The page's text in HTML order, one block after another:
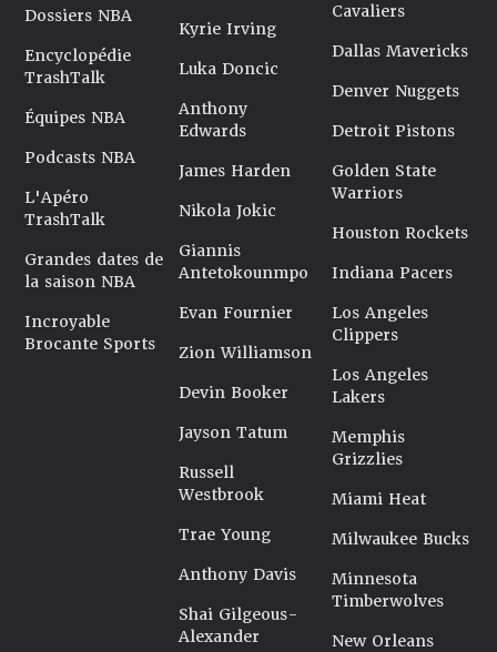
Dossiers NBA
Encyclopédie
TrashTalk
Équipes NBA
Podcasts NBA
L'Apéro
TrashTalk
Grandes dates de
la saison NBA
Incroyable
Brocante Sports
Kyrie Irving
Luka Doncic
Anthony
Edwards
James Harden
Nikola Jokic
Giannis
Antetokounmpo
Evan Fournier
Zion Williamson
Devin Booker
Jayson Tatum
Russell
Westbrook
Trae Young
Anthony Davis
Shai Gilgeous-
Alexander
Cavaliers
Dallas Mavericks
Denver Nuggets
Detroit Pistons
Golden State
Warriors
Houston Rockets
Indiana Pacers
Los Angeles
Clippers
Los Angeles
Lakers
Memphis
Grizzlies
Miami Heat
Milwaukee Bucks
Minnesota
Timberwolves
New Orleans